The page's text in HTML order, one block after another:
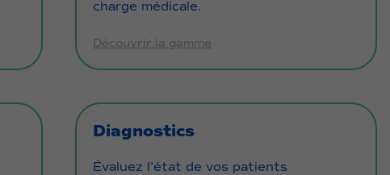
charge médicale.
Découvrir la gamme
Diagnostics
Évaluez l’état de vos patients